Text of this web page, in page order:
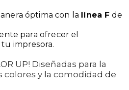
óptima con la línea F de
para ofrecer el
impresora.
UP! Diseñadas para la
y la comodidad de